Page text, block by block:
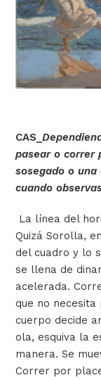
CAS_
pasear o correr
sosegado o
cuando
La línea del
Quizá Sorolla,
del cuadro y lo
se llena de
acelerada.
que no
cuerpo decide
ola, esquiva la
manera. Se
Correr por